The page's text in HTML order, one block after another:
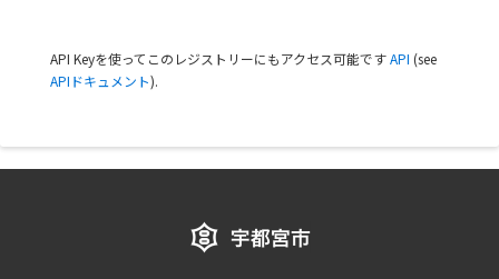
API Keyを使ってこのレジストリーにもアクセス可能ですAPI (see
APIドキュメント).